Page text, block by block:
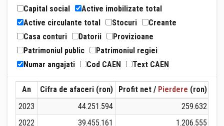
Capital social
Active imobilizate total
Active circulante total
Stocuri
Creante
Casa conturi
Datorii
Provizioane
Patrimoniul public
Patrimoniul regiei
Numar angajati
Cod CAEN Text CAEN
An Cifra de afaceri (ron) Profit net / Pierdere (ron)
2023
44.251.594 259.632
2022
39.455.161 1.206.555